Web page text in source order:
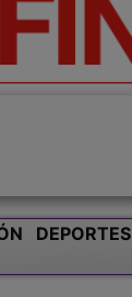
DEPORTES